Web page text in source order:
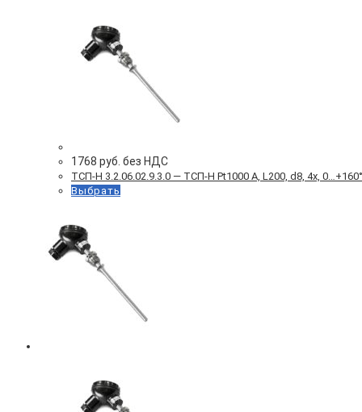
1768 руб. без НДС
ТСП-Н 3.2.06.02.9.3.0 — ТСП-Н Pt1000 A, L200, d8, 4х,
Выбрать